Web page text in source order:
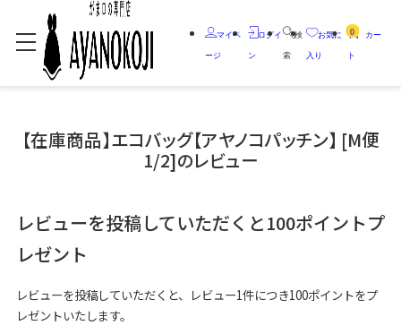
マイペ
ージ
ログイ
ン
検
索
お気に
入り
0 カー
ト
【在庫商品】エコバッグ【アヤノコパッチン】 [M便
1/2]のレビュー
レビューを投稿していただくと100ポイントプ
レゼント
レビューを投稿していただくと、レビュー1件につき100ポイントをプ
レゼントいたします。